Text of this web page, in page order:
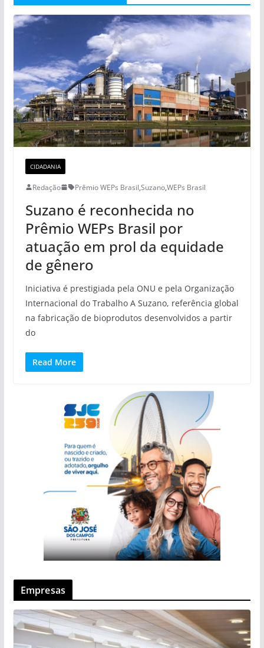
CIDADANIA
Redação Prêmio WEPs Brasil,Suzano,WEPs Brasil
Suzano é reconhecida no
Prêmio WEPs Brasil por
atuação em prol da equidade
de gênero
Iniciativa é prestigiada pela ONU e pela Organização
Internacional do Trabalho A Suzano, referência global
na fabricação de bioprodutos desenvolvidos a partir
do
Read More
Empresas